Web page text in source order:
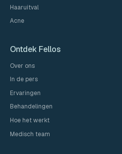
Haaruitval
Acne
Ontdek Fellos
Over ons
In de pers
Ervaringen
Behandelingen
Hoe het werkt
Medisch team